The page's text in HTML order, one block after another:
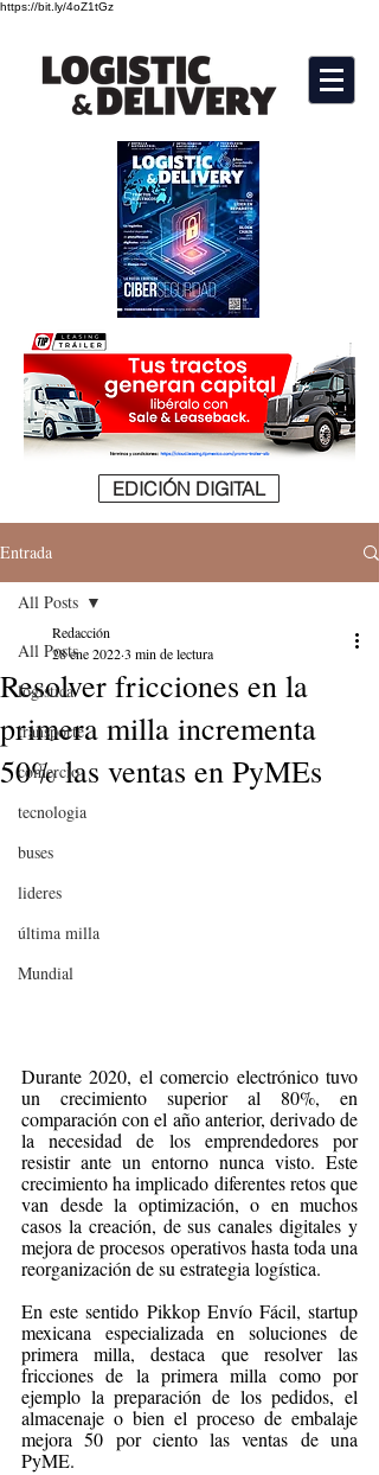
https://bit.ly/4oZ1tGz
EDICIÓN DIGITAL
Entrada
All Posts
logistica
transporte
comercio
tecnologia
buses
lideres
última milla
Mundial
All Posts
Resolver fricciones en la
primera milla incrementa
50% las ventas en PyMEs
Redacción
28 ene 20223 min de lectura
Durante 2020, el comercio electrónico tuvo
un crecimiento superior al 80%, en
comparación con el año anterior, derivado de
la necesidad de los emprendedores por
resistir ante un entorno nunca visto. Este
crecimiento ha implicado diferentes retos que
van desde la optimización, o en muchos
casos la creación, de sus canales digitales y
mejora de procesos operativos hasta toda una
reorganización de su estrategia logística.
En este sentido Pikkop Envío Fácil, startup
mexicana especializada en soluciones de
primera milla, destaca que resolver las
fricciones de la primera milla como por
ejemplo la preparación de los pedidos, el
almacenaje o bien el proceso de embalaje
mejora 50 por ciento las ventas de una
PyME.